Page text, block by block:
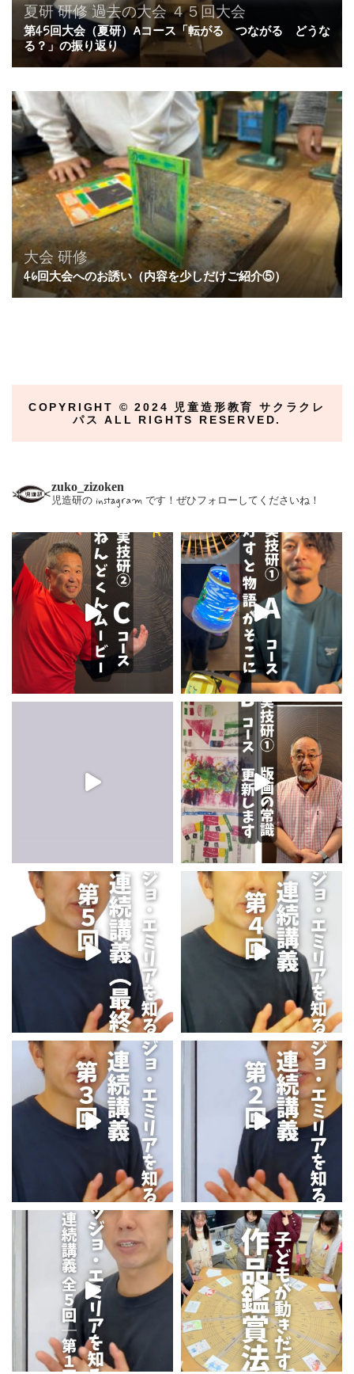
夏研 研修 過去の大会 ４５回大会
第45回大会（夏研）Aコース「転がる つながる どうな
る？」の振り返り
大会 研修
46回大会へのお誘い（内容を少しだけご紹介⑤）
COPYRIGHT ©︎ 2024 児童造形教育 サクラクレ
パス ALL RIGHTS RESERVED.
zuko_zizoken
児造研の instagram です！ぜひフォローしてくださいね！